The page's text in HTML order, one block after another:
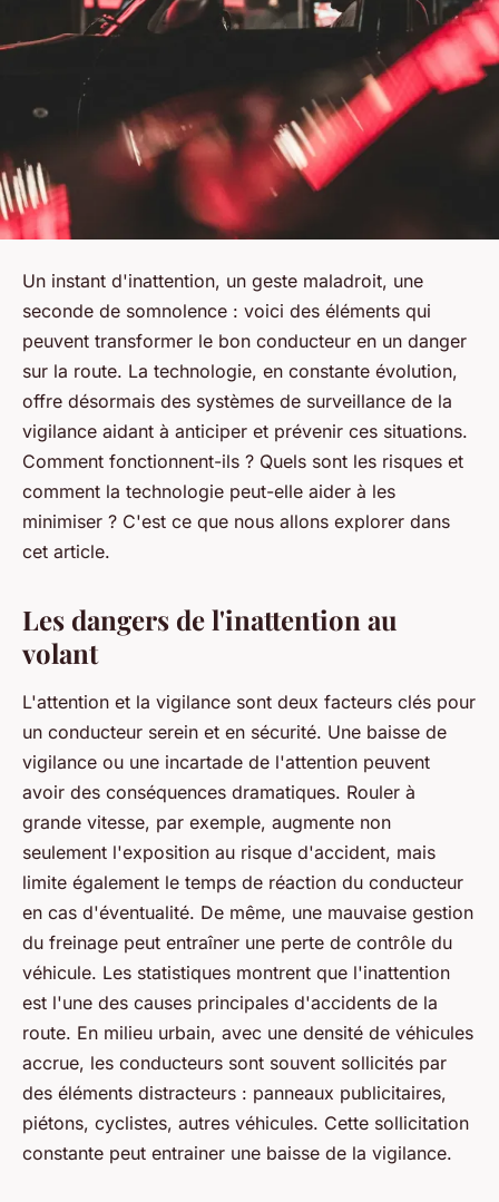
Un instant d'inattention, un geste maladroit, une
seconde de somnolence : voici des éléments qui
peuvent transformer le bon conducteur en un danger
sur la route. La technologie, en constante évolution,
offre désormais des systèmes de surveillance de la
vigilance aidant à anticiper et prévenir ces situations.
Comment fonctionnent-ils ? Quels sont les risques et
comment la technologie peut-elle aider à les
minimiser ? C'est ce que nous allons explorer dans
cet article.
Les dangers de l'inattention au
volant
L'attention et la vigilance sont deux facteurs clés pour
un conducteur serein et en sécurité. Une baisse de
vigilance ou une incartade de l'attention peuvent
avoir des conséquences dramatiques. Rouler à
grande vitesse, par exemple, augmente non
seulement l'exposition au risque d'accident, mais
limite également le temps de réaction du conducteur
en cas d'éventualité. De même, une mauvaise gestion
du freinage peut entraîner une perte de contrôle du
véhicule. Les statistiques montrent que l'inattention
est l'une des causes principales d'accidents de la
route. En milieu urbain, avec une densité de véhicules
accrue, les conducteurs sont souvent sollicités par
des éléments distracteurs : panneaux publicitaires,
piétons, cyclistes, autres véhicules. Cette sollicitation
constante peut entrainer une baisse de la vigilance.